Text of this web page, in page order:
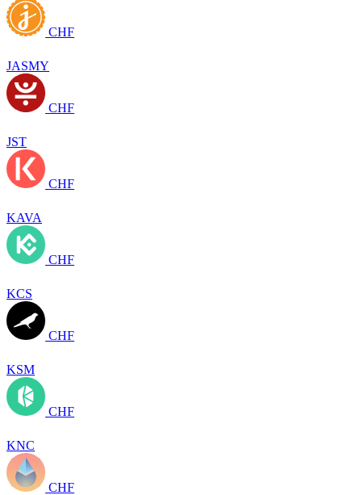
CHF
JASMY
CHF
JST
CHF
KAVA
CHF
KCS
CHF
KSM
CHF
KNC
CHF